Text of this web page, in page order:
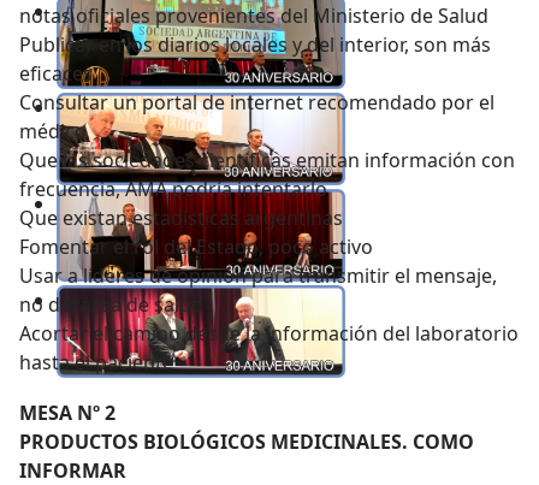
notas oficiales provenientes del Ministerio de Salud
Publicar en los diarios locales y del interior, son más
eficaces
Consultar un portal de internet recomendado por el
médico
Que las sociedades científicas emitan información con
frecuencia, AMA podría intentarlo
Que existan estadísticas argentinas
Fomentar el rol del Estado, poco activo
Usar a líderes de opinión para transmitir el mensaje,
no del área de salud
Acortar el camino desde la información del laboratorio
hasta el paciente
MESA Nº 2
PRODUCTOS BIOLÓGICOS MEDICINALES. COMO
INFORMAR